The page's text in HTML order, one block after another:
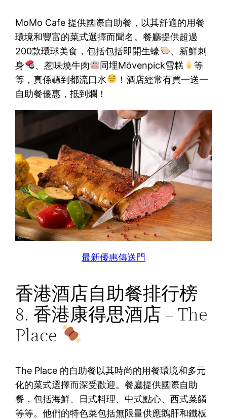
MoMo Cafe 提供國際自助餐，以其舒適的用餐
環境和豐富的菜式選擇而聞名。餐廳提供超過
200款環球美食，包括包括即開生蠔
、新鮮刺
身
、惹味燒牛肉 同埋Mövenpick雪糕
等
等，真係聽到都流口水
！酒店經常有買一送一
自助餐優惠，抵到爛！
最新優惠傳送門
香港酒店自助餐排行榜
8. 香港康得思酒店 – The
Place
The Place 的自助餐以其時尚的用餐環境和多元
化的菜式選擇而深受歡迎。餐廳提供國際自助
餐，包括海鮮、日式料理、中式點心、西式菜餚
等等。他們的特色菜包括無限量供應鵝肝和鐵板